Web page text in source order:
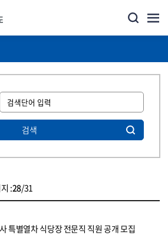
검색
:28/31
특별열차 식당장 전문직 직원 공개 모집